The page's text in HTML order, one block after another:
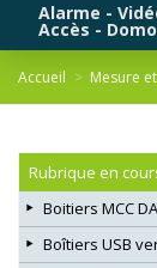
Alarme -
Accès -
Accueil Mesure
Rubrique en
Boitiers MCC
Boîtiers USB